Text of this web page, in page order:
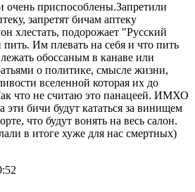
очень приспособлены.Запретили
запретят бичам аптеку
хлестать, подорожает "Русский
Им плевать на себя и что пить
обоссаным в канаве или
о политике, смысле жизни,
вселенной которая их до
что не считаю это панацеей. ИМХО
эти бичи будут кататься за винищем
что будут вонять на весь салон.
в итоге хуже для нас смертных)